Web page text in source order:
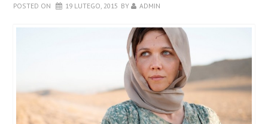
POSTED ON 19 LUTEGO, 2015 BY ADMIN